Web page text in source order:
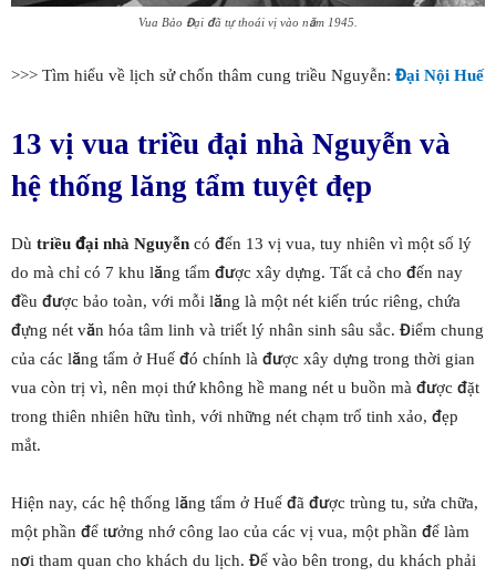
Vua Bảo Đại đã tự thoái vị vào năm 1945.
>>> Tìm hiểu về lịch sử chốn thâm cung triều Nguyễn: Đại Nội Huế
13 vị vua triều đại nhà Nguyễn và
hệ thống lăng tẩm tuyệt đẹp
Dù triều đại nhà Nguyễn có đến 13 vị vua, tuy nhiên vì một số lý
do mà chỉ có 7 khu lăng tẩm được xây dựng. Tất cả cho đến nay
đều được bảo toàn, với mỗi lăng là một nét kiến trúc riêng, chứa
đựng nét văn hóa tâm linh và triết lý nhân sinh sâu sắc. Điểm chung
của các lăng tẩm ở Huế đó chính là được xây dựng trong thời gian
vua còn trị vì, nên mọi thứ không hề mang nét u buồn mà được đặt
trong thiên nhiên hữu tình, với những nét chạm trổ tinh xảo, đẹp
mắt.
Hiện nay, các hệ thống lăng tẩm ở Huế đã được trùng tu, sửa chữa,
một phần để tưởng nhớ công lao của các vị vua, một phần để làm
nơi tham quan cho khách du lịch. Để vào bên trong, du khách phải